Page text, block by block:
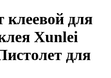
клеевой для
Xunlei
для